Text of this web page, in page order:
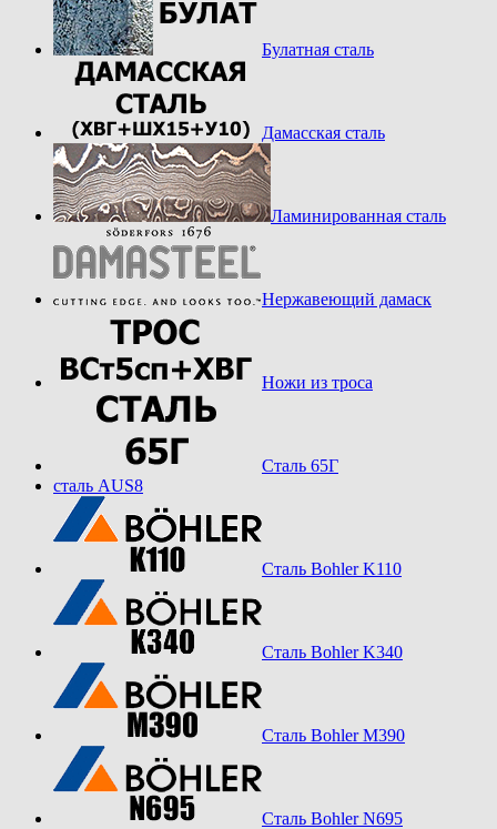
Булатная сталь
Дамасская сталь
Ламинированная сталь
Нержавеющий дамаск
Ножи из троса
Сталь 65Г
сталь AUS8
Сталь Bohler K110
Сталь Bohler K340
Сталь Bohler M390
Сталь Bohler N695